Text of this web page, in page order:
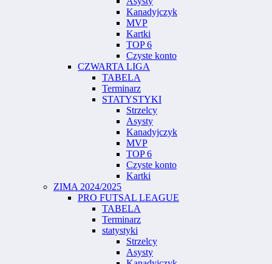
Kanadyjczyk
MVP
Kartki
TOP 6
Czyste konto
CZWARTA LIGA
TABELA
Terminarz
STATYSTYKI
Strzelcy
Asysty
Kanadyjczyk
MVP
TOP 6
Czyste konto
Kartki
ZIMA 2024/2025
PRO FUTSAL LEAGUE
TABELA
Terminarz
statystyki
Strzelcy
Asysty